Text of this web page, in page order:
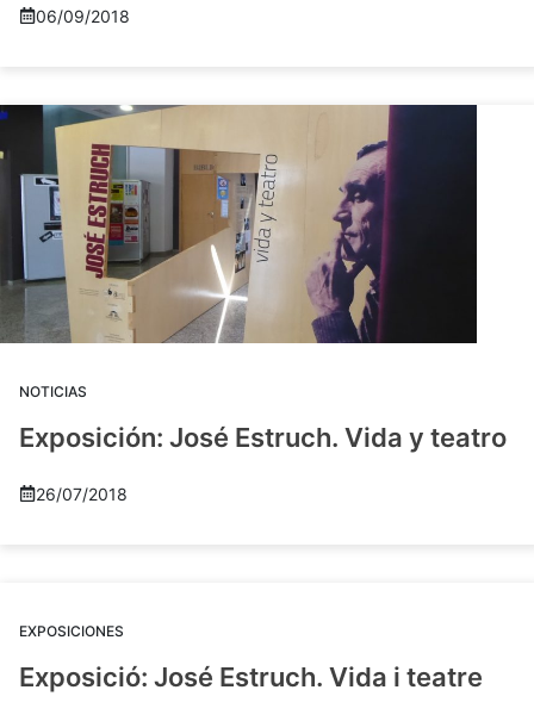
06/09/2018
NOTICIAS
Exposición: José Estruch. Vida y teatro
26/07/2018
EXPOSICIONES
Exposició: José Estruch. Vida i teatre